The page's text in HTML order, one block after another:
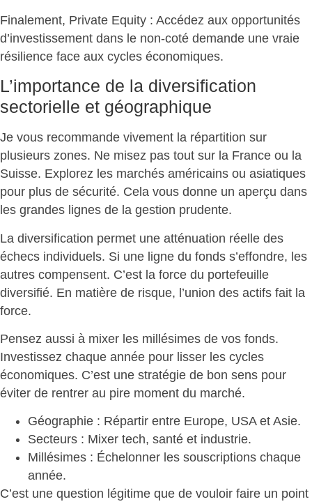
Finalement, Private Equity : Accédez aux opportunités
d’investissement dans le non-coté demande une vraie
résilience face aux cycles économiques.
L’importance de la diversification
sectorielle et géographique
Je vous recommande vivement la répartition sur
plusieurs zones. Ne misez pas tout sur la France ou la
Suisse. Explorez les marchés américains ou asiatiques
pour plus de sécurité. Cela vous donne un aperçu dans
les grandes lignes de la gestion prudente.
La diversification permet une atténuation réelle des
échecs individuels. Si une ligne du fonds s’effondre, les
autres compensent. C’est la force du portefeuille
diversifié. En matière de risque, l’union des actifs fait la
force.
Pensez aussi à mixer les millésimes de vos fonds.
Investissez chaque année pour lisser les cycles
économiques. C’est une stratégie de bon sens pour
éviter de rentrer au pire moment du marché.
Géographie : Répartir entre Europe, USA et Asie.
Secteurs : Mixer tech, santé et industrie.
Millésimes : Échelonner les souscriptions chaque
année.
C’est une question légitime que de vouloir faire un point